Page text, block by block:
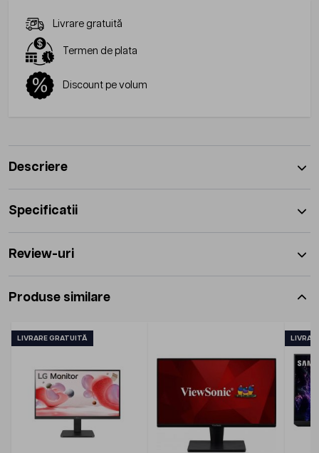
Livrare gratuită
Termen de plata
Discount pe volum
Descriere
Specificatii
Review-uri
Produse similare
LIVRARE GRATUITĂ